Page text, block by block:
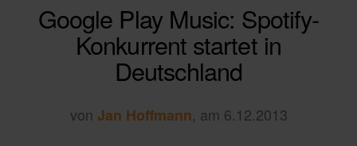
Google Play Music: Spotify-
Konkurrent startet in
Deutschland
von Jan Hoffmann, am 6.12.2013